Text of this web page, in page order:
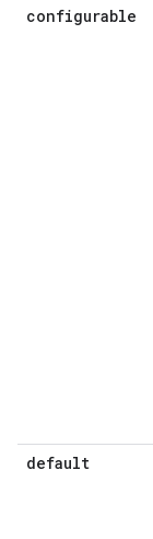
configurable
default